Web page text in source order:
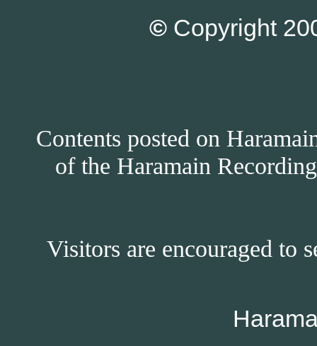
© Copyright
Contents posted on
of the Haramain
Visitors are encouraged to